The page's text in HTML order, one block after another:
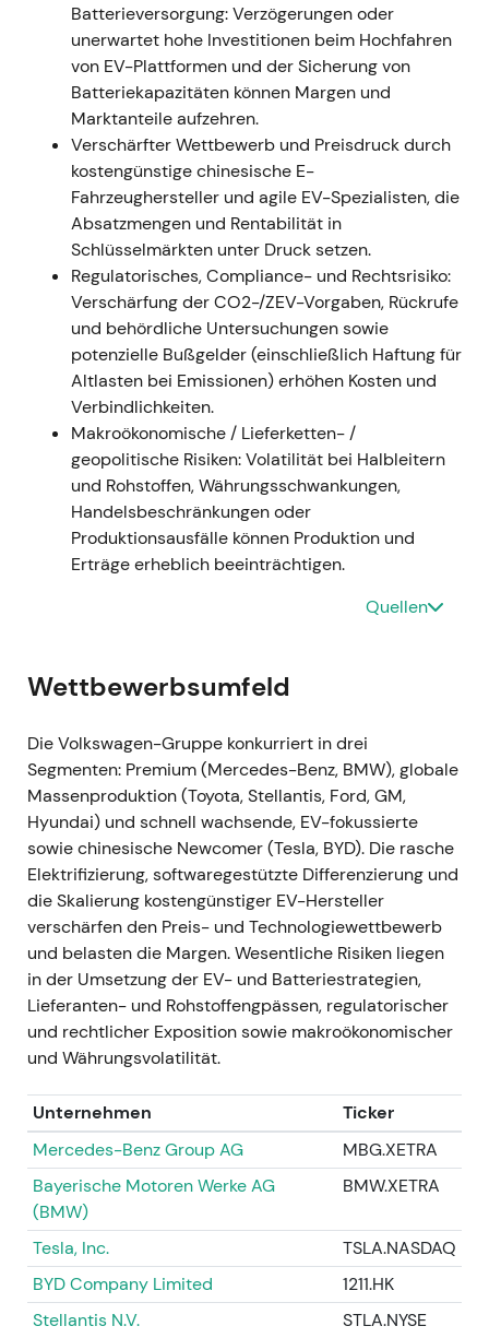
- Der Aufsichtsrat trennte sich von Herbert Diess;
Oliver Blume – damals noch Porsche-CEO – wurde
zum Konzernchef ernannt, mit Wirkung zum 1.
September 2022. Offiziell genannte Gründe:
strategische Differenzen, Kommunikationsprobleme
und Kostenüberschreitungen, insbesondere rund
um die Softwaretochter Cariad.[9]- Die
Wahrnehmung am Markt wechselte von einem
aktivistischen, tempo-getriebenen Führungsstil
(„Accelerate"-Strategie) hin zu Bedenken rund um
Governance, die Doppelrolle Blumes (Porsche und
VW gleichzeitig) sowie fehlende Klarheit bei der
Umsetzung. - Chartbild: erhöhte Volatilität und
kurzfristige Kursschwäche infolge der
Führungsunsicherheit.
29. September 2022 — Porsche-IPO (P911):
Wertrealisierung und Kapitalrückführung
- VW platzierte Porsche-AG-Vorzugsaktien zu 82,50
€ (oberes Ende der Preisspanne); bis zu 25 % der
1 Stammaktie an die Porsche Automobil Holding SE
veräußert. Die Porsche-Vorzüge begannen unter
des gesamten Bruttoerlöses als Sonderdividende
auszuschütten.[3],[1] ,[6]- Die Markterzählung
wandelte sich zu „Wertrealisierung und
Kapitalallokation" – Investoren begrüßten den
großen Mittelzufluss, der die EV-Transformation
finanzieren oder direkt an Aktionäre zurückfließen
sollte. Manche sahen darin allerdings auch eine
Reduzierung des langfristigen Upside-Potenzials
durch eine Premiummarke. - Chartbild: kurzfristige
Rallye und Neubewertung rund um IPO und
Dividendenankündigung, anschließend
Konsolidierung, während der Markt die Details der
Kapitalallokation verdaute.
---
Dezember 2022 – Anfang 2023 —
Außerordentliche Hauptversammlung und
Auszahlung der Sonderdividende
- VW berief eine außerordentliche
Hauptversammlung ein (Dezember 2022), um die
Ausschüttung von 49 % des IPO- und
Batterieversorgung: Verzögerungen oder
unerwartet hohe Investitionen beim Hochfahren
von EV-Plattformen und der Sicherung von
Batteriekapazitäten können Margen und
Marktanteile aufzehren.
Verschärfter Wettbewerb und Preisdruck durch
kostengünstige chinesische E-
Fahrzeughersteller und agile EV-Spezialisten, die
Absatzmengen und Rentabilität in
Schlüsselmärkten unter Druck setzen.
Regulatorisches, Compliance- und Rechtsrisiko:
Verschärfung der CO2-/ZEV-Vorgaben, Rückrufe
und behördliche Untersuchungen sowie
potenzielle Bußgelder (einschließlich Haftung für
Altlasten bei Emissionen) erhöhen Kosten und
Verbindlichkeiten.
Makroökonomische / Lieferketten- /
geopolitische Risiken: Volatilität bei Halbleitern
und Rohstoffen, Währungsschwankungen,
Handelsbeschränkungen oder
Produktionsausfälle können Produktion und
Erträge erheblich beeinträchtigen.
Quellen
Wettbewerbsumfeld
Die Volkswagen-Gruppe konkurriert in drei
Segmenten: Premium (Mercedes-Benz, BMW), globale
Massenproduktion (Toyota, Stellantis, Ford, GM,
Hyundai) und schnell wachsende, EV-fokussierte
sowie chinesische Newcomer (Tesla, BYD). Die rasche
Elektrifizierung, softwaregestützte Differenzierung und
die Skalierung kostengünstiger EV-Hersteller
verschärfen den Preis- und Technologiewettbewerb
und belasten die Margen. Wesentliche Risiken liegen
in der Umsetzung der EV- und Batteriestrategien,
Lieferanten- und Rohstoffengpässen, regulatorischer
und rechtlicher Exposition sowie makroökonomischer
und Währungsvolatilität.
Unternehmen
Ticker
Mercedes-Benz Group AG
MBG.XETRA
Bayerische Motoren Werke AG
(BMW)
BMW.XETRA
Tesla, Inc.
TSLA.NASDAQ
BYD Company Limited
1211.HK
Stellantis N.V.
STLA.NYSE